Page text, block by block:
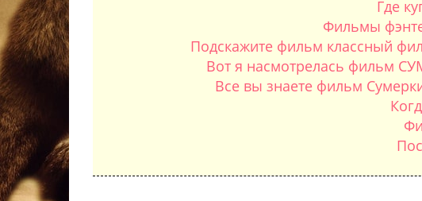
Где
Фильмы
Подскажите фильм классный
Вот я насмотрелась фильм
Все вы знаете фильм